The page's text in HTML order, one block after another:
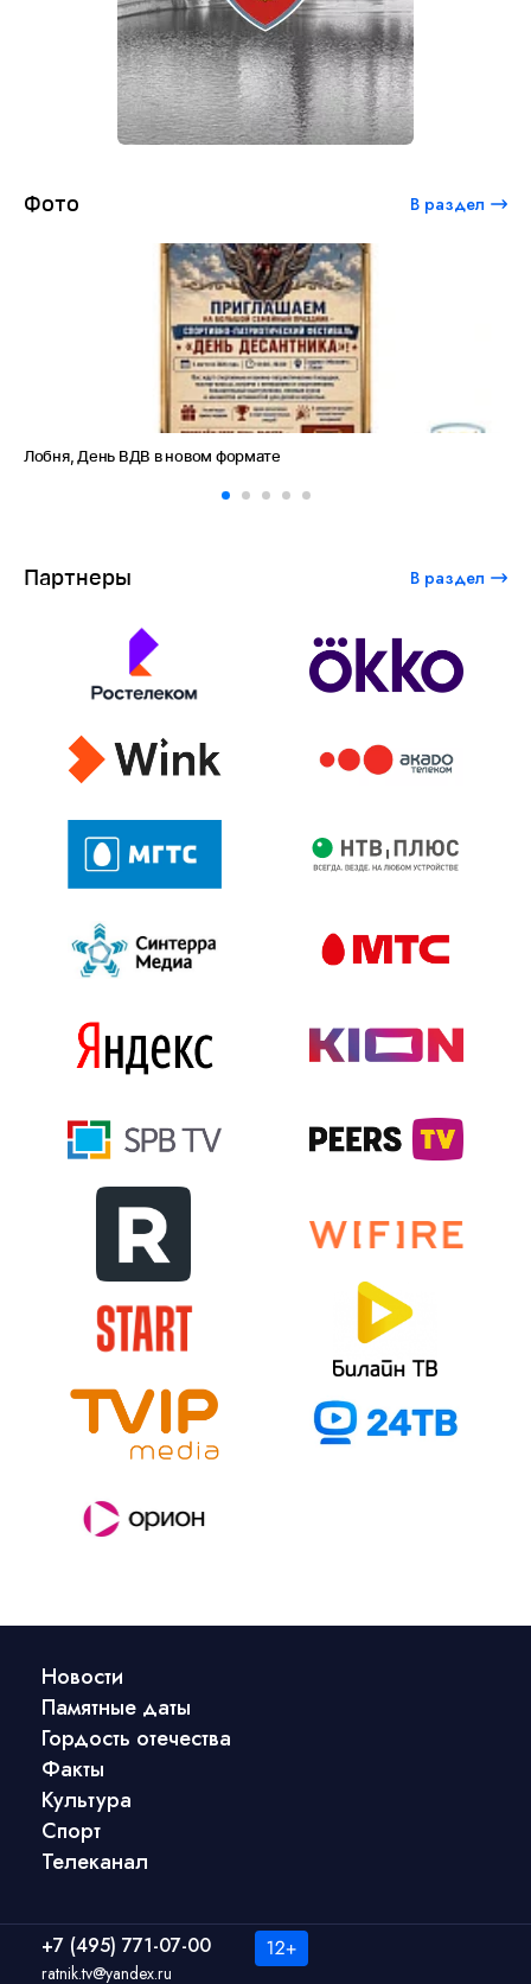
Фото В раздел
Амет-Хан Султан: небо как судьба
Партнеры В раздел
Новости
Памятные даты
Гордость отечества
Факты
Культура
Спорт
Телеканал
+7 (495) 771-07-00
ratnik.tv@yandex.ru